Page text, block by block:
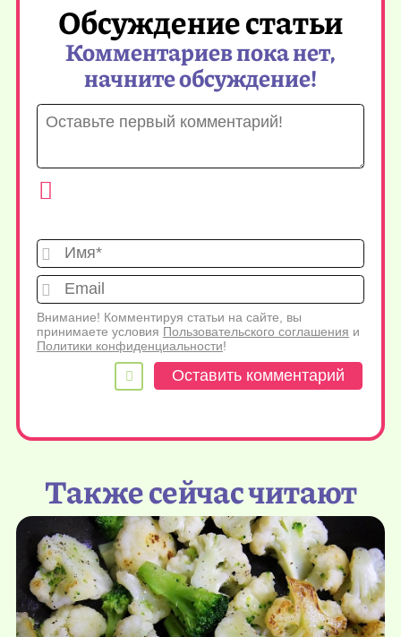
Обсуждение статьи
Комментариев пока нет,
начните обсуждение!
Имя*
Внимание! Комментируя статьи на сайте, вы
принимаете условия Пользовательского соглашения и
Политики конфиденциальности!
Также сейчас читают